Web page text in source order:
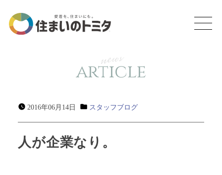
news
article
2016年06月14日 スタッフブログ
人が企業なり。